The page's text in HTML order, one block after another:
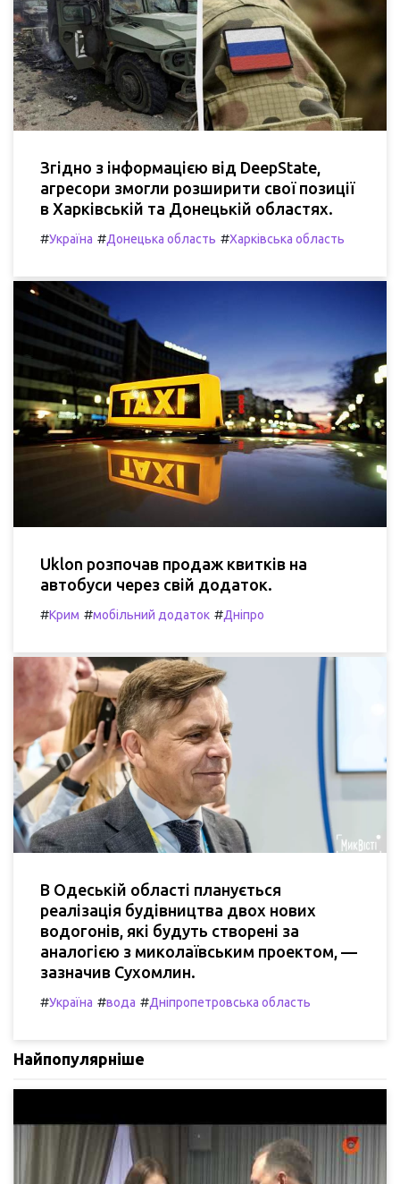
Згідно з інформацією від DeepState,
агресори змогли розширити свої позиції
в Харківській та Донецькій областях.
#Україна #Донецька область #Харківська область
Uklon розпочав продаж квитків на
автобуси через свій додаток.
#Крим #мобільний додаток #Дніпро
В Одеській області планується
реалізація будівництва двох нових
водогонів, які будуть створені за
аналогією з миколаївським проектом, —
зазначив Сухомлин.
#Україна #вода #Дніпропетровська область
Найпопулярніше